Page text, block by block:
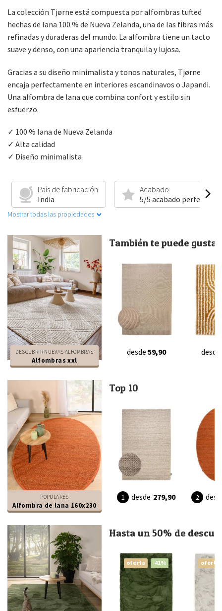
La colección Tjørne está compuesta por alfombras tufted
hechas de lana 100 % de Nueva Zelanda, una de las fibras más
refinadas y duraderas del mundo. La alfombra tiene un tacto
suave y denso, con una apariencia tranquila y lujosa.
Gracias a su diseño minimalista y tonos naturales, Tjørne
encaja perfectamente en interiores escandinavos o Japandi.
Una alfombra de lana que combina confort y estilo sin
esfuerzo.
✓ 100 % lana de Nueva Zelanda
✓ Alta calidad
✓ Diseño minimalista
País de fabricación
India
Acabado
5/5 acabado perfecto
Mostrar todas las propiedades
DESCUBRIR NUEVAS ALFOMBRAS
Alfombras xxl
También te puede
desde 59,90 desde
POPULARES
Alfombra de lana 160x230
Top 10
desde 279,90
Hasta un 50% de
oferta -41% oferta